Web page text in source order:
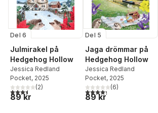
Del 6
Julmirakel på
Hedgehog Hollow
Jessica Redland
Pocket, 2025
3,5utav 5 stjärnor. Totalt antal röster:
(2)
89 kr
Del 5
Jaga drömmar på
Hedgehog Hollow
Jessica Redland
Pocket, 2025
4,3utav 5 stjärnor.
(6)
89 kr